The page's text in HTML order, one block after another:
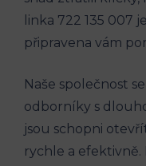
linka⁤ 722 135 ​007
připravena vám
Naše společnost
odborníky s
‌jsou schopni
rychle a efektivně.